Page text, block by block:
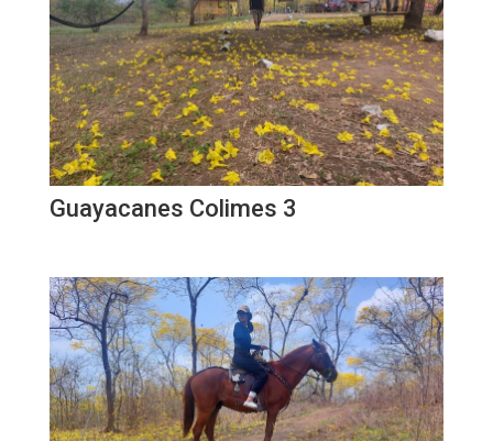
Guayacanes Colimes 3